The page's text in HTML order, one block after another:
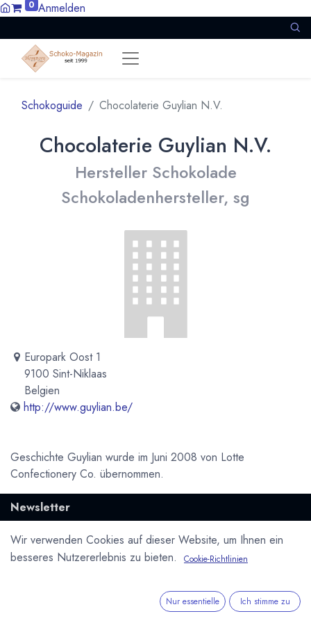
0 Anmelden
Schokoguide Chocolaterie Guylian N.V.
Chocolaterie Guylian N.V.
Hersteller Schokolade
Schokoladenhersteller, sg
Europark Oost 1
9100 Sint-Niklaas
Belgien
http://www.guylian.be/
Geschichte Guylian wurde im Juni 2008 von Lotte
Confectionery Co. übernommen.
Newsletter
Abonnieren
Wir verwenden Cookies auf dieser Website, um Ihnen ein
besseres Nutzererlebnis zu bieten.
Cookie-Richtlinien
Nur essentielle Ich stimme zu